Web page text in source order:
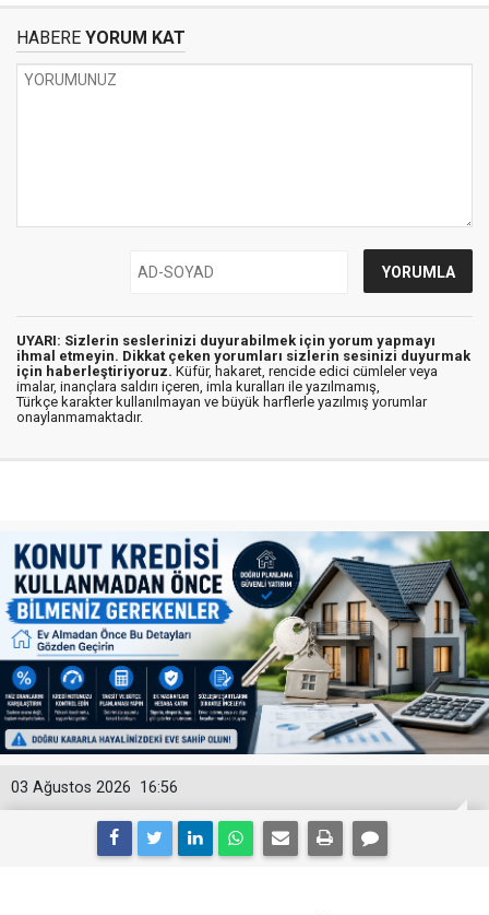
HABERE YORUM KAT
UYARI: Sizlerin seslerinizi duyurabilmek için yorum yapmayı
ihmal etmeyin. Dikkat çeken yorumları sizlerin sesinizi duyurmak
için haberleştiriyoruz. Küfür, hakaret, rencide edici cümleler veya
imalar, inançlara saldırı içeren, imla kuralları ile yazılmamış,
Türkçe karakter kullanılmayan ve büyük harflerle yazılmış yorumlar
onaylanmamaktadır.
16:56
03 Ağustos 2026